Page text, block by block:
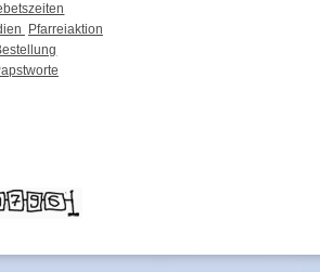
Pfarreiaktion